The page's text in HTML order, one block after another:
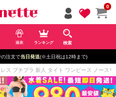
0
浴衣 ランキング 検索
注文で当日発送(※土日祝は12時まで)
レス プチプラ 新人 タイト ワンピース ノース
ペー
ジト
ップ